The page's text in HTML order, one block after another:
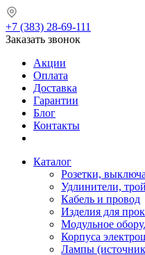
+7 (383) 28-69-111
Заказать звонок
Акции
Оплата
Доставка
Гарантии
Блог
Контакты
Каталог
Розетки,
Удлинители,
Кабель и провод
Изделия для
Модульное
Корпуса
Лампы